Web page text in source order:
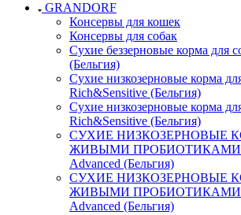
GRANDORF
Консервы для кошек
Консервы для собак
Сухие беззерновые корма для
(Бельгия)
Сухие низкозерновые корма
Rich&Sensitive (Бельгия)
Сухие низкозерновые корма
Rich&Sensitive (Бельгия)
СУХИЕ НИЗКОЗЕРНОВЫЕ
ЖИВЫМИ
Advanced (Бельгия)
СУХИЕ НИЗКОЗЕРНОВЫЕ
ЖИВЫМИ ПРОБИОТИКАМИ
Advanced (Бельгия)